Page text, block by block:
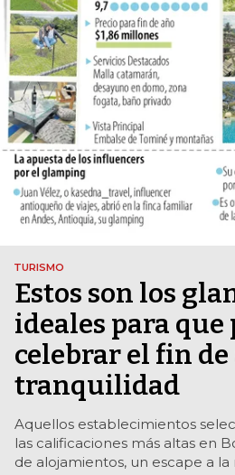
TURISMO
Estos son los
ideales para que
celebrar el fin de
tranquilidad
Aquellos establecimientos
las calificaciones más altas en
de alojamientos, un escape a la